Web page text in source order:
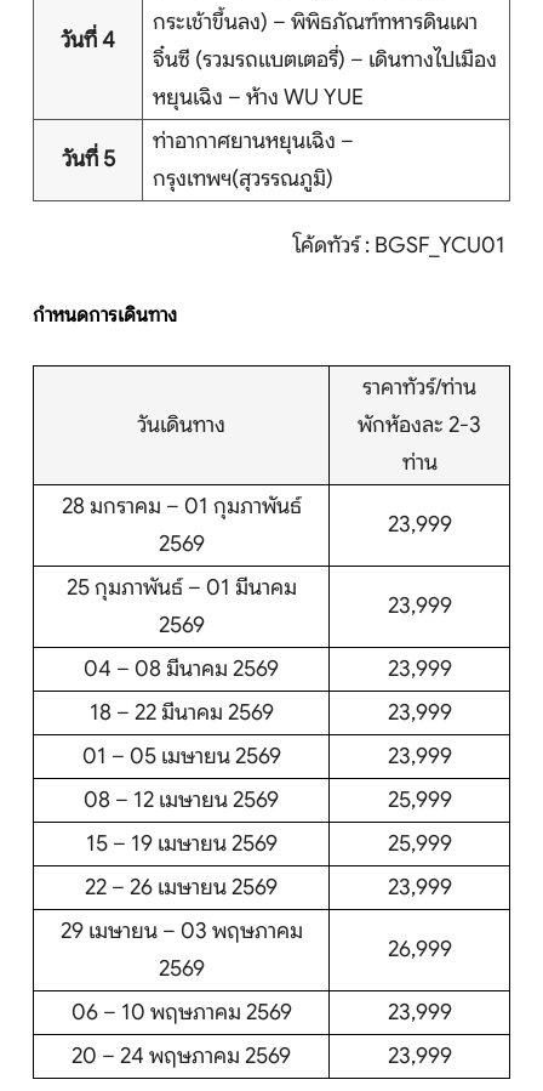
วันที่ 4
กระเช้าขึ้นลง) – พิพิธภัณฑ์ทหารดินเผา
จิ๋นซี (รวมรถแบตเตอรี่) – เดินทางไปเมือง
หยุนเฉิง – ห้าง WU YUE
วันที่ 5
ท่าอากาศยานหยุนเฉิง –
กรุงเทพฯ(สุวรรณภูมิ)
โค้ดทัวร์ : BGSF_YCU01
กำหนดการเดินทาง
วันเดินทาง
ราคาทัวร์/ท่าน
พักห้องละ 2-3
ท่าน
28 มกราคม – 01 กุมภาพันธ์
2569
23,999
25 กุมภาพันธ์ – 01 มีนาคม
2569
23,999
04 – 08 มีนาคม 2569
23,999
18 – 22 มีนาคม 2569
23,999
01 – 05 เมษายน 2569
23,999
08 – 12 เมษายน 2569
25,999
15 – 19 เมษายน 2569
25,999
22 – 26 เมษายน 2569
23,999
29 เมษายน – 03 พฤษภาคม
2569
26,999
06 – 10 พฤษภาคม 2569
23,999
20 – 24 พฤษภาคม 2569
23,999